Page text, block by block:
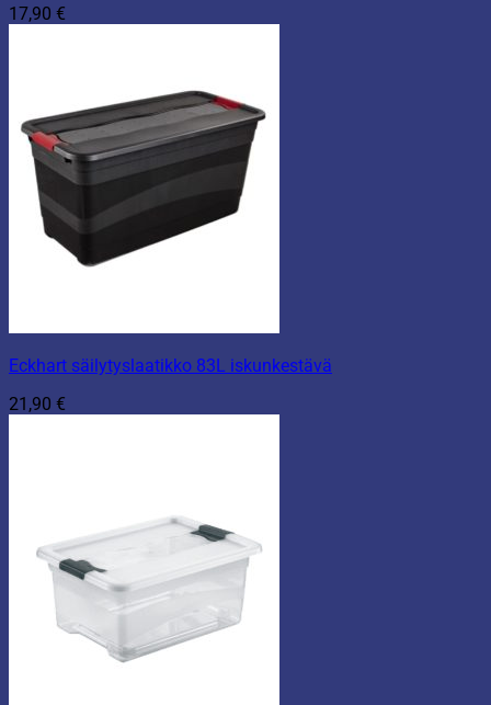
17,90 €
Eckhart säilytyslaatikko 83L iskunkestävä
21,90 €